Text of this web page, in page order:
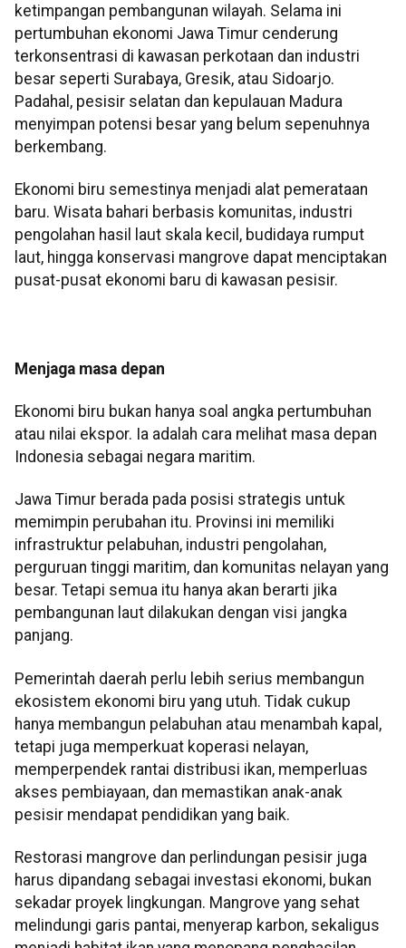
ketimpangan pembangunan wilayah. Selama ini
pertumbuhan ekonomi Jawa Timur cenderung
terkonsentrasi di kawasan perkotaan dan industri
besar seperti Surabaya, Gresik, atau Sidoarjo.
Padahal, pesisir selatan dan kepulauan Madura
menyimpan potensi besar yang belum sepenuhnya
berkembang.
Ekonomi biru semestinya menjadi alat pemerataan
baru. Wisata bahari berbasis komunitas, industri
pengolahan hasil laut skala kecil, budidaya rumput
laut, hingga konservasi mangrove dapat menciptakan
pusat-pusat ekonomi baru di kawasan pesisir.
Menjaga masa depan
Ekonomi biru bukan hanya soal angka pertumbuhan
atau nilai ekspor. Ia adalah cara melihat masa depan
Indonesia sebagai negara maritim.
Jawa Timur berada pada posisi strategis untuk
memimpin perubahan itu. Provinsi ini memiliki
infrastruktur pelabuhan, industri pengolahan,
perguruan tinggi maritim, dan komunitas nelayan yang
besar. Tetapi semua itu hanya akan berarti jika
pembangunan laut dilakukan dengan visi jangka
panjang.
Pemerintah daerah perlu lebih serius membangun
ekosistem ekonomi biru yang utuh. Tidak cukup
hanya membangun pelabuhan atau menambah kapal,
tetapi juga memperkuat koperasi nelayan,
memperpendek rantai distribusi ikan, memperluas
akses pembiayaan, dan memastikan anak-anak
pesisir mendapat pendidikan yang baik.
Restorasi mangrove dan perlindungan pesisir juga
harus dipandang sebagai investasi ekonomi, bukan
sekadar proyek lingkungan. Mangrove yang sehat
melindungi garis pantai, menyerap karbon, sekaligus